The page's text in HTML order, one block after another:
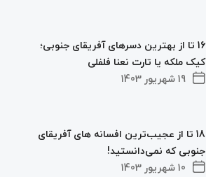
19 شهریور 1403
16 تا از بهترین دسرهای آفریقای جنوبی؛
کیک ملکه یا تارت نعنا فلفلی
10 شهریور 1403
18 تا از عجیب‌ترین افسانه های آفریقای
جنوبی که نمی‌دانستید!